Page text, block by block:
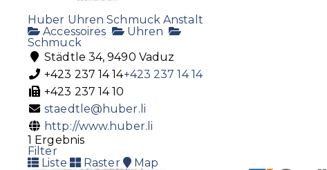
Huber Uhren Schmuck Anstalt
Accessoires
Uhren
Schmuck
Städtle 34, 9490 Vaduz
+423 237 14 14+423 237 14 14
+423 237 14 10
staedtle@huber.li
http://www.huber.li
1 Ergebnis
Filter
Liste
Raster Map